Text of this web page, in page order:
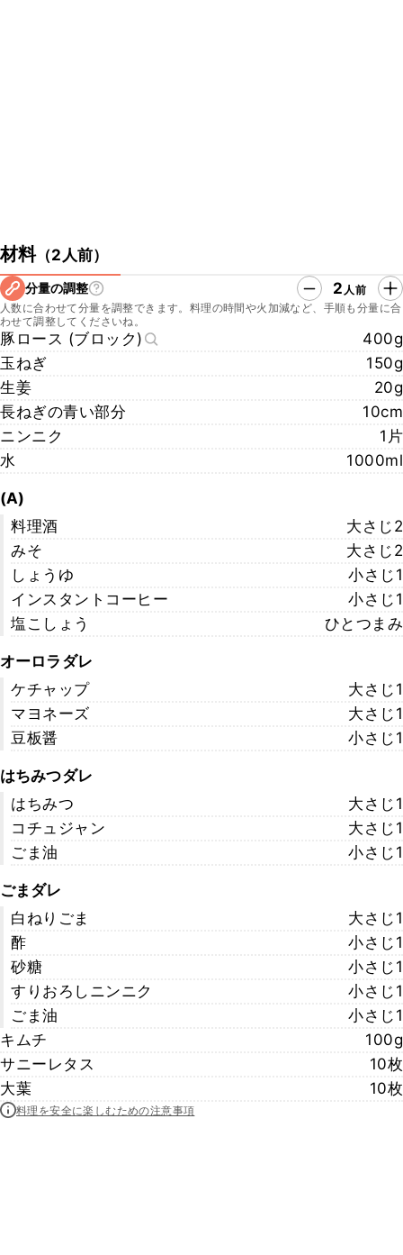
材料（2人前）
分量の調整 2 人前
人数に合わせて分量を調整できます。料理の時間や火加減など、手順も分量に合
わせて調整してくださいね。
豚ロース (ブロック)
400g
玉ねぎ
150g
生姜
20g
長ねぎの青い部分
10cm
ニンニク
1片
水
1000ml
(A)
料理酒
大さじ2
みそ
大さじ2
しょうゆ
小さじ1
インスタントコーヒー
小さじ1
塩こしょう
ひとつまみ
オーロラダレ
ケチャップ
大さじ1
マヨネーズ
大さじ1
豆板醤
小さじ1
はちみつダレ
はちみつ
大さじ1
コチュジャン
大さじ1
ごま油
小さじ1
ごまダレ
白ねりごま
大さじ1
酢
小さじ1
砂糖
小さじ1
すりおろしニンニク
小さじ1
ごま油
小さじ1
キムチ
100g
サニーレタス
10枚
大葉
10枚
料理を安全に楽しむための注意事項